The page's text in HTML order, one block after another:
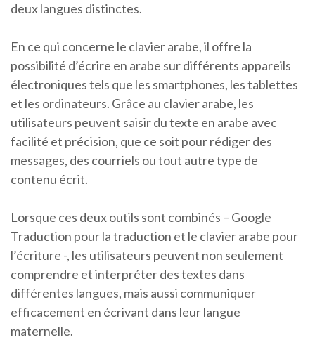
deux langues distinctes.
En ce qui concerne le clavier arabe, il offre la
possibilité d’écrire en arabe sur différents appareils
électroniques tels que les smartphones, les tablettes
et les ordinateurs. Grâce au clavier arabe, les
utilisateurs peuvent saisir du texte en arabe avec
facilité et précision, que ce soit pour rédiger des
messages, des courriels ou tout autre type de
contenu écrit.
Lorsque ces deux outils sont combinés – Google
Traduction pour la traduction et le clavier arabe pour
l’écriture -, les utilisateurs peuvent non seulement
comprendre et interpréter des textes dans
différentes langues, mais aussi communiquer
efficacement en écrivant dans leur langue
maternelle.